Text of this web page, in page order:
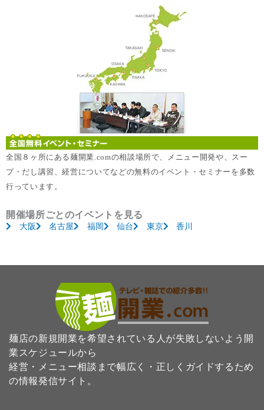
全国８ヶ所にある麺開業.comの相談場所で、メニュー開発や、スー
プ・だし講習、経営についてなどの無料のイベント・セミナーを多数
行っています。
開催場所ごとのイベントを見る
大阪 名古屋 福岡 仙台 東京 香川
麺店の新規開業を希望されている人が失敗しないよう開
業スケジュールから
経営・メニュー相談まで幅広く・正しくガイドするため
の情報発信サイト。